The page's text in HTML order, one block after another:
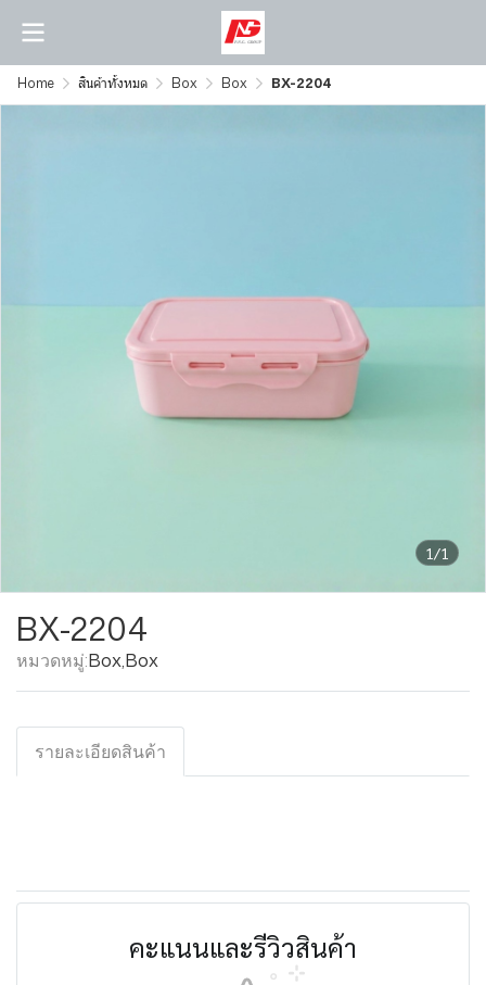
Home สินค้าทั้งหมด Box Box BX-2204
1/1
BX-2204
หมวดหมู่:Box,Box
รายละเอียดสินค้า
คะแนนและรีวิวสินค้า